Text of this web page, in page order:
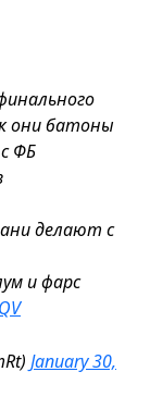
они батоны
ФБ
делают с
и фарс
January 30,